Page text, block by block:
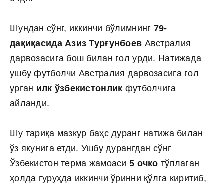
Шундан сўнг, иккинчи бўлимнинг 79-
дақиқасида Азиз Турғунбоев Австралия
дарвозасига бош билан гол урди. Натижада
ушбу футболчи Австралия дарвозасига гол
урган илк ўзбекистонлик футболчига
айланди.
Шу тариқа мазкур баҳс дуранг натижа билан
ўз якунига етди. Ушбу дурангдан сўнг
Ўзбекистон терма жамоаси 5 очко тўплаган
ҳолда гуруҳда иккинчи ўринни қўлга киритиб,